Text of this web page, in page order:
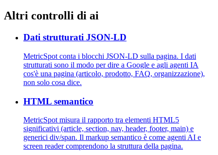
Altri controlli di ai
Dati strutturati JSON-LD
MetricSpot conta i blocchi JSON-LD sulla pagina. I dati
strutturati sono il modo per dire a Google e agli agenti IA
cos'è una pagina (articolo, prodotto, FAQ, organizzazione),
non solo cosa dice.
HTML semantico
MetricSpot misura il rapporto tra elementi HTML5
significativi (article, section, nav, header, footer, main) e
generici div/span. Il markup semantico è come agenti AI e
screen reader comprendono la struttura della pagina.